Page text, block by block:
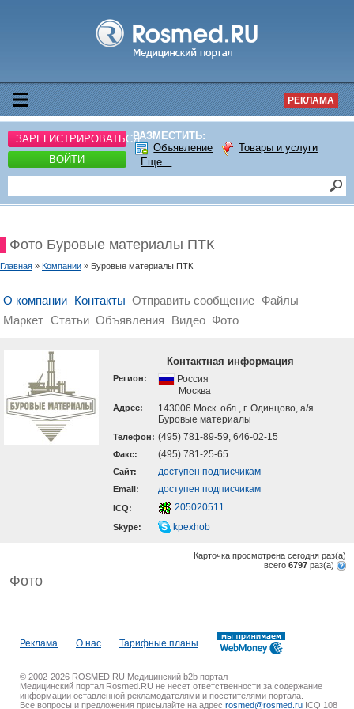
РЕКЛАМА
ЗАРЕГИСТРИРОВАТЬСЯ
ВОЙТИ
РАЗМЕСТИТЬ:
Объявление
Товары и услуги
Еще...
Фото Буровые материалы ПТК
Главная » Компании » Буровые материалы ПТК
О компании Контакты Отправить сообщение Файлы
Маркет Статьи Объявления Видео Фото
Контактная информация
Регион:
Россия
Москва
Адрес:
143006 Моск. обл., г. Одинцово, а/я
Буровые материалы
Телефон: (495) 781-89-59, 646-02-15
Факс: (495) 781-25-65
Cайт: доступен подписчикам
Email: доступен подписчикам
ICQ: 205020511
Skype: kpexhob
Карточка просмотрена сегодня раз(a)
всего 6797 раз(a)
Фото
Реклама О нас Тарифные планы
© 2002-2026 ROSMED.RU Медицинский b2b портал
Медицинский портал Rosmed.RU не несет ответственности за содержание
информации оставленной рекламодателями и посетителями портала.
Все вопросы и предложения присылайте на адрес rosmed@rosmed.ru ICQ 108